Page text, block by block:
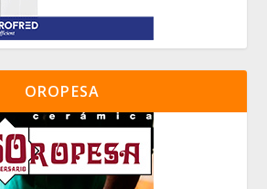
OROPESA